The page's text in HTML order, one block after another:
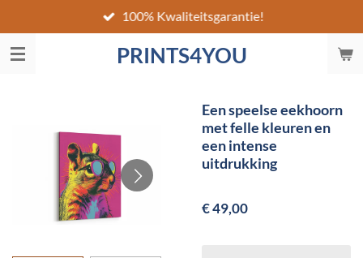
direct
naar
PRINTS4YOU
100% Kwaliteitsgarantie!
Een speelse eekhoorn
met felle kleuren en
een intense
uitdrukking
€ 49,00